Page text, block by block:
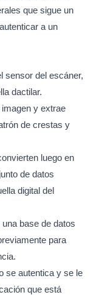
que sigue un
a un
sensor del escáner,
dactilar.
y extrae
de crestas y
luego en
de datos
digital del
base de datos
para
se autentica y se le
que está